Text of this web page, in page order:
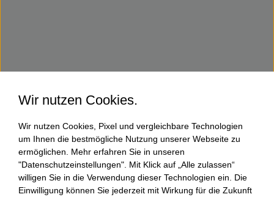
Wir nutzen Cookies.
Wir nutzen Cookies, Pixel und vergleichbare Technologien
um Ihnen die bestmögliche Nutzung unserer Webseite zu
ermöglichen. Mehr erfahren Sie in unseren
"Datenschutzeinstellungen". Mit Klick auf „Alle zulassen“
willigen Sie in die Verwendung dieser Technologien ein. Die
Einwilligung können Sie jederzeit mit Wirkung für die Zukunft